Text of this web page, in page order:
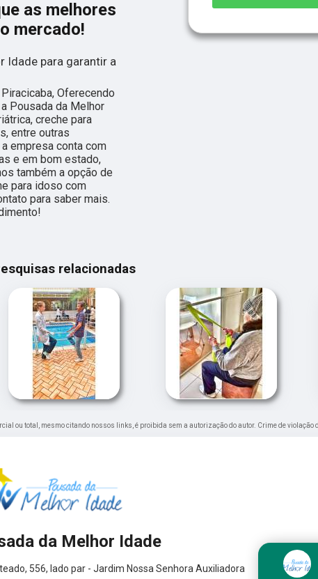
as melhores
mercado!
Idade para garantir a
Oferecendo
Pousada da Melhor
creche para
entre outras
empresa conta com
e em bom estado,
também a opção de
para idoso com
para saber mais.
relacionadas
ou total, mesmo citando nossos links, é proibida sem a autorização do autor. Crime de
da Melhor Idade
556, lado par - Jardim Nossa Senhora Auxiliadora